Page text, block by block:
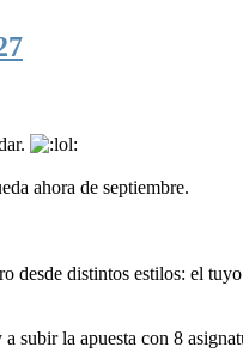
ahora de septiembre.
desde distintos estilos: el
subir la apuesta con 8